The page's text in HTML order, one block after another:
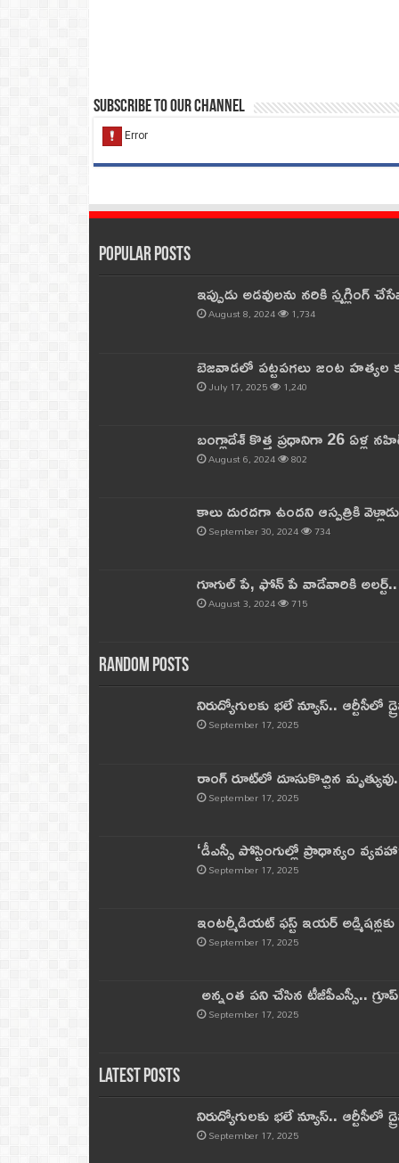
Subscribe to our Channel
Popular Posts
ఇప్పుడు అడవులను నరికి
August 8, 2024 1,734
బెజవాడలో పట్టపగలు జంట
July 17, 2025 1,240
బంగ్లాదేశ్ కొత్త ప్రధానిగా 26 ఏళ్ల
August 6, 2024 802
కాలు దురదగా ఉందని ఆస్పత్రికి
September 30, 2024 734
గూగుల్ పే, ఫోన్ పే వాడేవారికి
August 3, 2024 715
Random Posts
నిరుద్యోగులకు భలే న్యూస్.. ఆర్టీసీలో
September 17, 2025
రాంగ్ రూట్‌లో దూసుకొచ్చిన
September 17, 2025
‘డీఎస్సీ పోస్టింగుల్లో ప్రాధాన్యం
September 17, 2025
ఇంటర్మీడియట్ ఫస్ట్‌ ఇయర్‌
September 17, 2025
అన్నంత పని చేసిన టీజీపీఎస్సీ..
September 17, 2025
Latest Posts
నిరుద్యోగులకు భలే న్యూస్.. ఆర్టీసీలో
September 17, 2025